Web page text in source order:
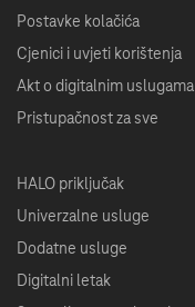
Postavke kolačića
Cjenici i uvjeti korištenja
Akt o digitalnim uslugama
Pristupačnost za sve
HALO priključak
Univerzalne usluge
Dodatne usluge
Digitalni letak